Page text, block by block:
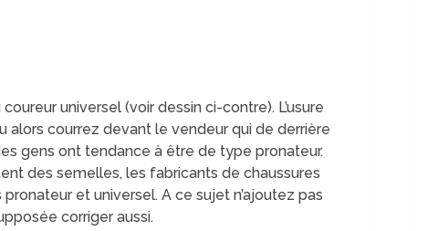
universel (voir dessin ci-contre). L’usure
alors courrez devant le vendeur qui de derrière
gens ont tendance à être de type pronateur.
des semelles, les fabricants de chaussures
et universel. A ce sujet n’ajoutez pas
corriger aussi.